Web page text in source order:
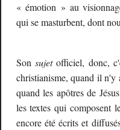
« émotion » au
qui se masturbent, dont
Sonsujetofficiel, donc,
christianisme, quand il n'y
quand les apôtres de
les textes qui composent
encore été écrits et